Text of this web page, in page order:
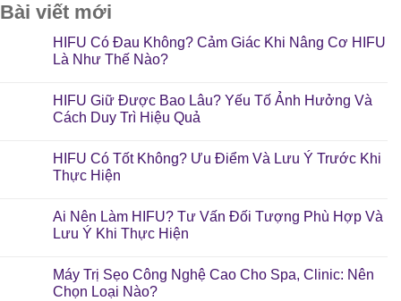
Bài viết mới
HIFU Có Đau Không? Cảm Giác Khi Nâng Cơ HIFU
Là Như Thế Nào?
HIFU Giữ Được Bao Lâu? Yếu Tố Ảnh Hưởng Và
Cách Duy Trì Hiệu Quả
HIFU Có Tốt Không? Ưu Điểm Và Lưu Ý Trước Khi
Thực Hiện
Ai Nên Làm HIFU? Tư Vấn Đối Tượng Phù Hợp Và
Lưu Ý Khi Thực Hiện
Máy Trị Sẹo Công Nghệ Cao Cho Spa, Clinic: Nên
Chọn Loại Nào?